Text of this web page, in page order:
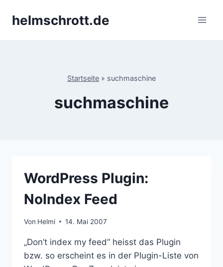
Inhalthelmschrott.de
Startseite » suchmaschine
suchmaschine
WordPress Plugin:
NoIndex Feed
Von Helmi 14. Mai 2007
„Don’t index my feed“ heisst das Plugin
bzw. so erscheint es in der Plugin-Liste von